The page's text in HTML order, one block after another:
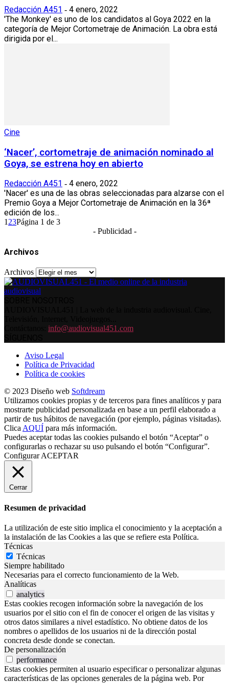
Redacción A451 - 4 enero, 2022
'The Monkey' es uno de los candidatos al Goya 2022 en la
categoría de Mejor Cortometraje de Animación. La obra está
dirigida por el...
Cine
‘Nacer’, cortometraje de animación nominado al
Goya, se estrena hoy en abierto
Redacción A451 - 4 enero, 2022
'Nacer' es una de las obras seleccionadas para alzarse con el
Premio Goya a Mejor Cortometraje de Animación en la 36ª
edición de los...
1 23Página 1 de 3
- Publicidad -
Archivos
Archivos
info@audiovisual451.com
Aviso Legal
Política de Privacidad
Política de cookies
© 2023 Diseño web Softdream
Utilizamos cookies propias y de terceros para fines analíticos y para
mostrarte publicidad personalizada en base a un perfil elaborado a
partir de tus hábitos de navegación (por ejemplo, páginas visitadas).
Clica AQUÍ para más información.
Puedes aceptar todas las cookies pulsando el botón “Aceptar” o
configurarlas o rechazar su uso pulsando el botón “Configurar”.
Configurar ACEPTAR
Cerrar
Resumen de privacidad
La utilización de este sitio implica el conocimiento y la aceptación a
la instalación de las Cookies a las que se refiere esta Política.
Técnicas
Técnicas
Siempre habilitado
Necesarias para el correcto funcionamiento de la Web.
Analíticas
analytics
Estas cookies recogen información sobre la navegación de los
usuarios por el sitio con el fin de conocer el origen de las visitas y
otros datos similares a nivel estadístico. No obtiene datos de los
nombres o apellidos de los usuarios ni de la dirección postal
concreta desde donde se conectan.
De personalización
performance
Estas cookies permiten al usuario especificar o personalizar algunas
características de las opciones generales de la página web. Por